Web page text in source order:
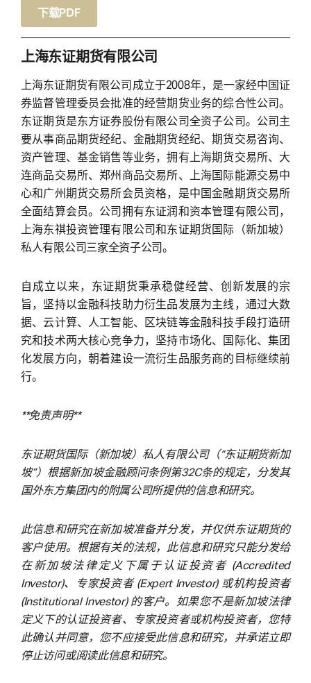
下载PDF
上海东证期货有限公司
上海东证期货有限公司成立于2008年，是一家经中国证
券监督管理委员会批准的经营期货业务的综合性公司。
东证期货是东方证券股份有限公司全资子公司。公司主
要从事商品期货经纪、金融期货经纪、期货交易咨询、
资产管理、基金销售等业务，拥有上海期货交易所、大
连商品交易所、郑州商品交易所、上海国际能源交易中
心和广州期货交易所会员资格，是中国金融期货交易所
全面结算会员。公司拥有东证润和资本管理有限公司，
上海东祺投资管理有限公司和东证期货国际（新加坡）
私人有限公司三家全资子公司。
自成立以来，东证期货秉承稳健经营、创新发展的宗
旨，坚持以金融科技助力衍生品发展为主线，通过大数
据、云计算、人工智能、区块链等金融科技手段打造研
究和技术两大核心竞争力，坚持市场化、国际化、集团
化发展方向，朝着建设一流衍生品服务商的目标继续前
行。
**免责声明**
东证期货国际（新加坡）私人有限公司（“东证期货新加
坡”）根据新加坡金融顾问条例第32C条的规定，分发其
国外东方集团内的附属公司所提供的信息和研究。
此信息和研究在新加坡准备并分发，并仅供东证期货的
客户使用。根据有关的法规，此信息和研究只能分发给
在新加坡法律定义下属于认证投资者 (Accredited
Investor)、专家投资者 (Expert Investor) 或机构投资者
(Institutional Investor) 的客户。如果您不是新加坡法律
定义下的认证投资者、专家投资者或机构投资者，您特
此确认并同意，您不应接受此信息和研究，并承诺立即
停止访问或阅读此信息和研究。